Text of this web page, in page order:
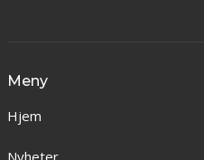
Meny
Hjem
Nyheter